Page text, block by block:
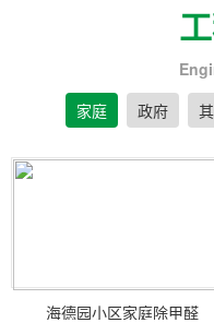
家庭
政府
海德园小区家庭除甲醛